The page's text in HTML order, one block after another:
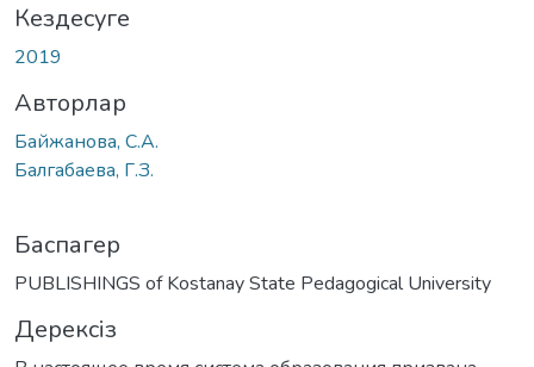
Кездесуге
2019
Авторлар
Байжанова, С.А.
Балгабаева, Г.З.
Баспагер
PUBLISHINGS of Kostanay State Pedagogical University
Дерексіз